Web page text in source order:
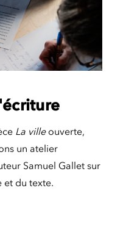
La ville ouverte,
un atelier
Samuel Gallet sur
et du texte.